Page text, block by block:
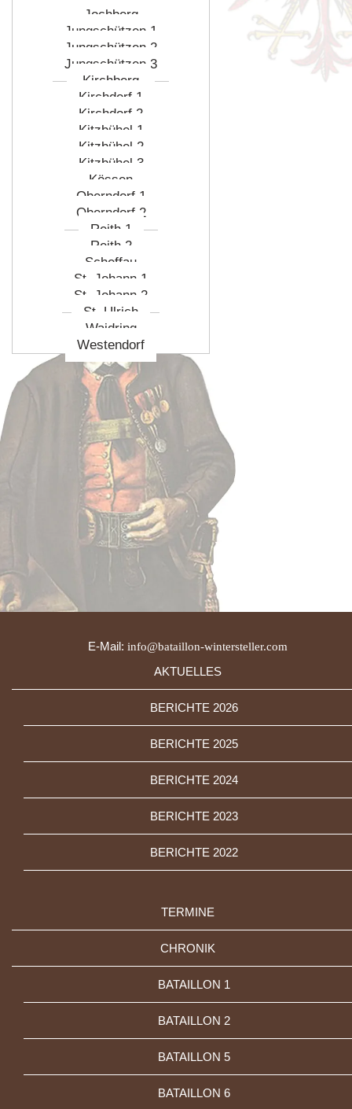
Jochberg
Jungschützen 1
Jungschützen 2
Jungschützen 3
Kirchberg
Kirchdorf 1
Kirchdorf 2
Kitzbühel 1
Kitzbühel 2
Kitzbühel 3
Kössen
Oberndorf 1
Oberndorf 2
Reith 1
Reith 2
Scheffau
St. Johann 1
St. Johann 2
St. Ulrich
Waidring
Westendorf
E-Mail: info@bataillon-wintersteller.com
AKTUELLES
BERICHTE 2026
BERICHTE 2025
BERICHTE 2024
BERICHTE 2023
BERICHTE 2022
TERMINE
CHRONIK
BATAILLON 1
BATAILLON 2
BATAILLON 5
BATAILLON 6